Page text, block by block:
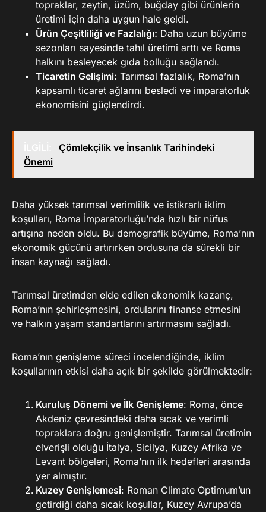
topraklar, zeytin, üzüm, buğday gibi ürünlerin
üretimi için daha uygun hale geldi.
Ürün Çeşitliliği ve Fazlalığı: Daha uzun büyüme
sezonları sayesinde tahıl üretimi arttı ve Roma
halkını besleyecek gıda bolluğu sağlandı.
Ticaretin Gelişimi: Tarımsal fazlalık, Roma’nın
kapsamlı ticaret ağlarını besledi ve imparatorluk
ekonomisini güçlendirdi.
Çömlekçilik ve İnsanlık Tarihindeki
Önemi
Daha yüksek tarımsal verimlilik ve istikrarlı iklim
koşulları, Roma İmparatorluğu’nda hızlı bir nüfus
artışına neden oldu. Bu demografik büyüme, Roma’nın
ekonomik gücünü artırırken ordusuna da sürekli bir
insan kaynağı sağladı.
Tarımsal üretimden elde edilen ekonomik kazanç,
Roma’nın şehirleşmesini, ordularını finanse etmesini
ve halkın yaşam standartlarını artırmasını sağladı.
Roma’nın genişleme süreci incelendiğinde, iklim
koşullarının etkisi daha açık bir şekilde görülmektedir:
Kuruluş Dönemi ve İlk Genişleme: Roma, önce
Akdeniz çevresindeki daha sıcak ve verimli
topraklara doğru genişlemiştir. Tarımsal üretimin
elverişli olduğu İtalya, Sicilya, Kuzey Afrika ve
Levant bölgeleri, Roma’nın ilk hedefleri arasında
yer almıştır.
Kuzey Genişlemesi: Roman Climate Optimum’un
getirdiği daha sıcak koşullar, Kuzey Avrupa’da